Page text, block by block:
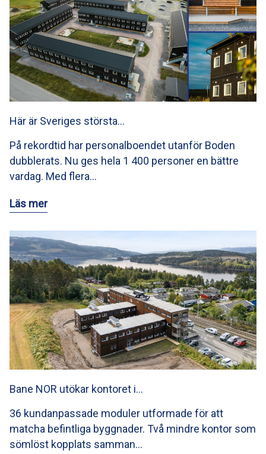
Här är Sveriges största…
På rekordtid har personalboendet utanför Boden
dubblerats. Nu ges hela 1 400 personer en bättre
vardag. Med flera…
Läs mer
Bane NOR utökar kontoret i…
36 kundanpassade moduler utformade för att
matcha befintliga byggnader. Två mindre kontor som
sömlöst kopplats samman…